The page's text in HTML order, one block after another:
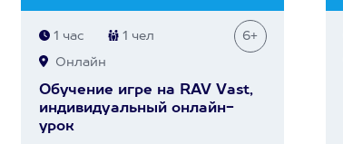
1 час 1 чел 6+
Онлайн
Обучение игре на RAV Vast,
индивидуальный онлайн-
урок